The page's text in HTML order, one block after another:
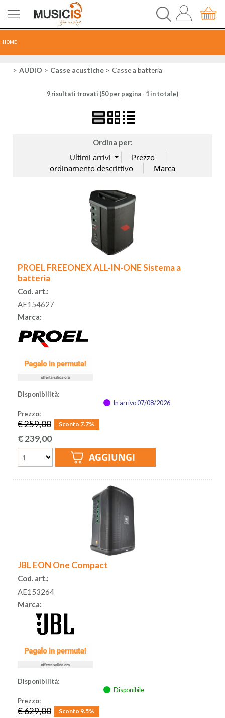
HOME
CHITARREAUDIO Casse acustiche Casse a batteria
9 risultati trovati (50 per pagina - 1 in totale)
Ordina per:
PROEL FREEONEX ALL-IN-ONE Sistema a
batteria
Cod. art.:
AE154627
Marca:
Disponibilità:
In arrivo 07/08/2026
Prezzo:
€ 259,00 Sconto 7.7%
€239,00
JBL EON One Compact
Cod. art.:
AE153264
Marca:
Disponibilità:
Disponibile
Prezzo:
€ 629,00 Sconto 9.5%